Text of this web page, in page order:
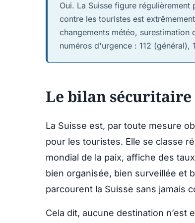
Oui. La Suisse figure
contre les touristes est
changements météo, surestimation
numéros d'urgence : 112 (général),
Le bilan sécuritaire
La Suisse est, par toute mesure
pour les touristes. Elle se classe
mondial de la paix, affiche des
bien organisée, bien surveillée et
parcourent la Suisse sans jamais
Cela dit, aucune destination n’est